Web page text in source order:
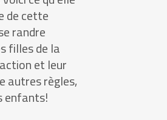
de cette
randre
filles de la
et leur
autres règles,
enfants!